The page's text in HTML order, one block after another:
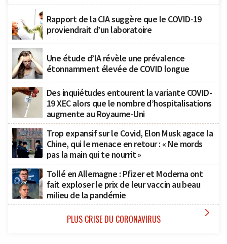
Rapport de la CIA suggère que le COVID-19
proviendrait d’un laboratoire
Une étude d’IA révèle une prévalence
étonnamment élevée de COVID longue
Des inquiétudes entourent la variante COVID-
19 XEC alors que le nombre d’hospitalisations
augmente au Royaume-Uni
Trop expansif sur le Covid, Elon Musk agace la
Chine, qui le menace en retour : « Ne mords
pas la main qui te nourrit »
Tollé en Allemagne : Pfizer et Moderna ont
fait exploser le prix de leur vaccin au beau
milieu de la pandémie
PLUS CRISE DU CORONAVIRUS 